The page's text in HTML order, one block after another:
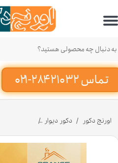
تماس ۳۲ ۲۱۰ ۲۸۴-۰۲۱‌
حساب کاربری من
تغییر گذر واژه
سفارشات
خروج از حساب کاربری
اورنج دکور دکور دیوار